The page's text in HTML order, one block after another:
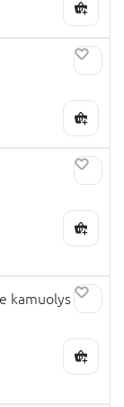
kamuolys